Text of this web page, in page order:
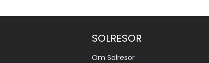
SOLRESOR
Om Solresor